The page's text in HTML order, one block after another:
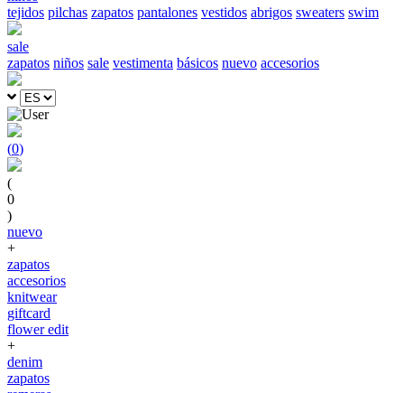
tejidos pilchas zapatos pantalones vestidos abrigos sweaters swim
sale
zapatos niños sale vestimenta básicos nuevo accesorios
(0)
(
0
)
nuevo
+
zapatos
accesorios
knitwear
giftcard
flower edit
+
denim
zapatos